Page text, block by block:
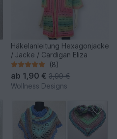
Häkelanleitung Hexagonjacke
/ Jacke / Cardigan Eliza
(8)
ab 1,90 € 3,99 €
Wollness Designs